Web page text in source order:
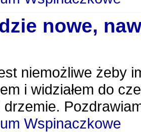
nowe,
niemożliwe żeby
i widziałem do
drzemie.
Wspinaczkowe